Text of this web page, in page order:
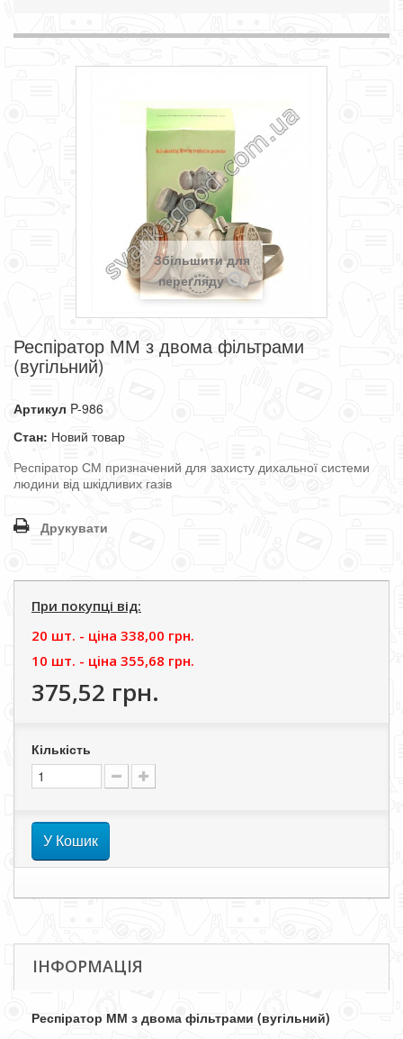
Збільшити для
перегляду
Респіратор ММ з двома фільтрами
(вугільний)
Артикул P-986
Стан: Новий товар
Респіратор СМ призначений для захисту дихальної системи
людини від шкідливих газів
Друкувати
При покупці від:
20 шт. - цiна 338,00 грн.
10 шт. - цiна 355,68 грн.
375,52 грн.
Кількість
У Кошик
ІНФОРМАЦІЯ
Респіратор ММ з двома фільтрами (вугільний)